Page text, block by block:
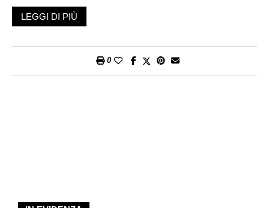
fedele di un prodotto già firmato da qualcun altro (anche detto
reboot), oggigiorno non mancano nemmeno segnali più sottili a
produttore artistico esistono, infatti, anche modi più arguti di
LEGGI DI PIÙ
0